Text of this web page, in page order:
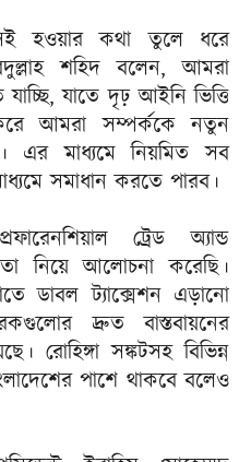
হওয়ার কথা তুলে ধরে
আবদুল্লাহ শহিদ বলেন, আমরা
যাতে দৃঢ় আইনি ভিত্তি
আমরা সম্পর্ককে নতুন
এর মাধ্যমে নিয়মিত সব
সমাধান করতে পারব।
ট্রেড অ্যান্ড
নিয়ে আলোচনা করেছি।
ডাবল ট্যাক্সেশন এড়ানো
দ্রুত বাস্তবায়নের
রোহিঙ্গা সঙ্কটসহ বিভিন্ন
পাশে থাকবে বলেও